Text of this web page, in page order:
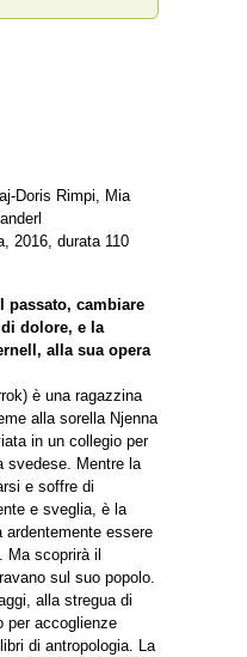
Doris Rimpi, Mia
2016, durata 110
passato, cambiare
dolore, e la
alla sua opera
è una ragazzina
alla sorella Njenna
in un collegio per
svedese. Mentre la
e soffre di
e sveglia, è la
ardentemente essere
scoprirà il
sul suo popolo.
alla stregua di
per accoglienze
di antropologia. La